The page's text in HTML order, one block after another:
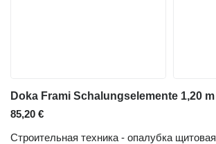
Doka Frami Schalungselemente 1,20 m
85,20 €
Строительная техника - опалубка щитовая